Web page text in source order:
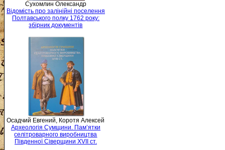
Сухомлин Олександр
Відомість про залінійні поселення
Полтавського полку 1762 року:
збірник документів
Осадчий Евгений, Коротя Алексей
Археологія Сумщини. Пам’ятки
селітроварного виробництва
Південної Сіверщини XVII ст.